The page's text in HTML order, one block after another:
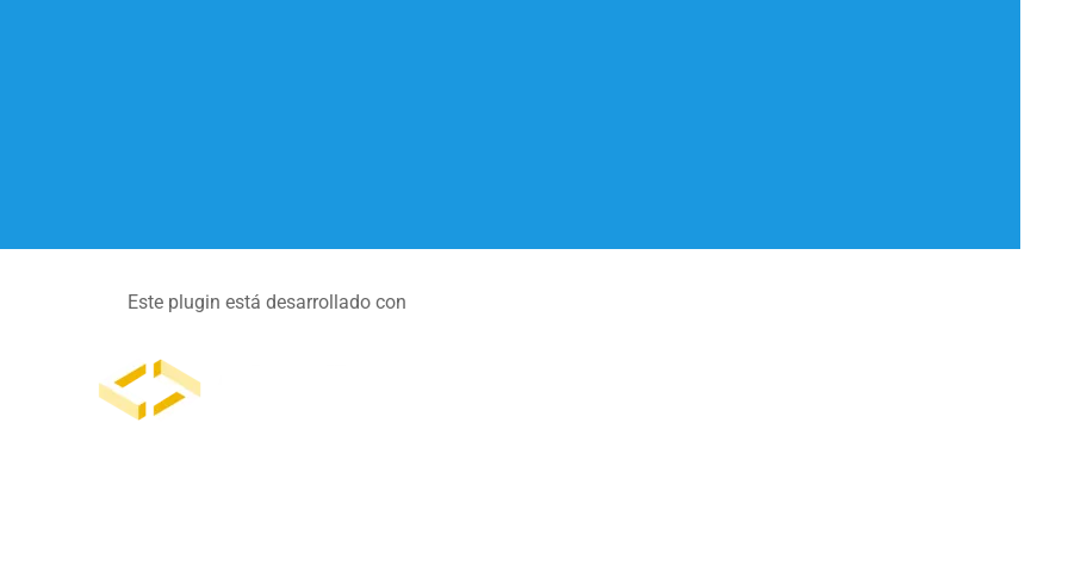
Este plugin está desarrollado con